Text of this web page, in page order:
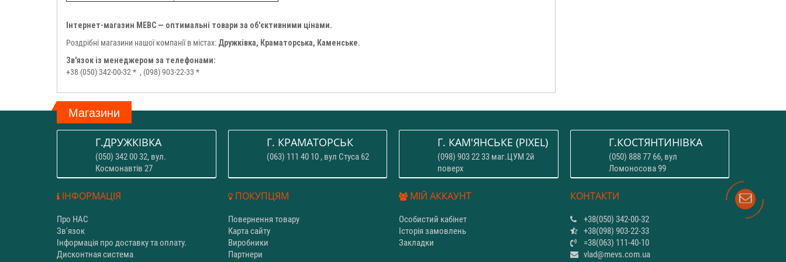
Інтернет-магазин МЕВС — оптимальні товари за об'єктивними цінами.
Роздрібні магазини нашої компанії в містах: Дружківка, Краматорська, Каменське.
Зв'язок із менеджером за телефонами:
+38 (050) 342-00-32 * , (098) 903-22-33 *
Магазини
Г.ДРУЖКІВКА
(050) 342 00 32, вул.
Космонавтів 27
Г. КРАМАТОРСЬК
(063) 111 40 10 , вул Стуса 62
Г. КАМ'ЯНСЬКЕ (PIXEL)
(098) 903 22 33 маг.ЦУМ 2й
поверх
Г.КОСТЯНТИНІВКА
(050) 888 77 66, вул
Ломоносова 99
ІНФОРМАЦІЯ
Про НАС
Зв'язок
Інформація про доставку та оплату.
Дисконтная система
ПОКУПЦЯМ
Повернення товару
Карта сайту
Виробники
Партнери
МІЙ АККАУНТ
Особистий кабінет
Історія замовлень
Закладки
КОНТАКТИ
+38(050) 342-00-32
+38(098) 903-22-33
=38(063) 111-40-10
vlad@mevs.com.ua